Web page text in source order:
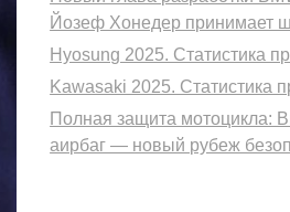
Йозеф Хонедер принимает
Hyosung 2025. Статистика
Kawasaki 2025. Статистика
Полная защита мотоцикла:
аирбаг — новый рубеж